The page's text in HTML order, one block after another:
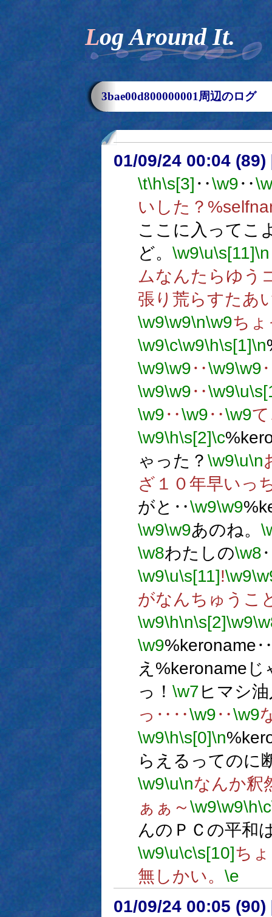
Log Around It.
3bae00d800000001周辺のログ
01/09/24 00:04 (89)
\t\h\s[3] ‥\w9‥
いした？
ここに入ってこ
ど。 \w9\u\s[11]\n
ムなんたらゆう
張り荒らすたあ
\w9\w9\n\w9ち
\w9\c\w9\h\s[1]\n
\w9\w9‥\w9\w9
\w9\w9‥\w9\u
\w9‥\w9‥\w9
\w9\h\s[2]\c
ゃった？ \w9\u\n
ざ１０年早いっ
がと‥\w9\w9
\w9\w9あのね。
\w8わたしの\w8
\w9\u\s[11]!\w9
がなんちゅうこ
\w9\h\n\s[2]\w9
\w9
え%keroname
っ！ \w7ヒマシ
っ‥‥\w9‥\w9
\w9\h\s[0]\n
らえるってのに
\w9\u\nなんか釈
ぁぁ～\w9\w9\h\c
んのＰＣの平和
\w9\u\c\s[10]ち
無しかい。 \e
01/09/24 00:05 (90)